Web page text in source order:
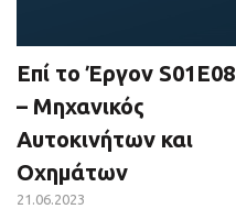
Επί το Έργον S01E08
– Μηχανικός
Αυτοκινήτων και
Οχημάτων
21.06.2023